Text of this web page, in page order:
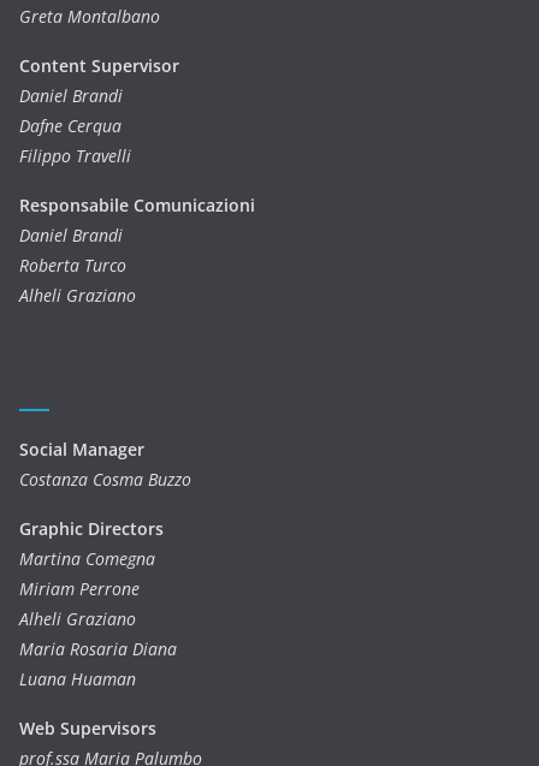
Greta Montalbano
Content Supervisor
Daniel Brandi
Dafne Cerqua
Filippo Travelli
Responsabile Comunicazioni
Daniel Brandi
Roberta Turco
Alheli Graziano
Social Manager
Costanza Cosma Buzzo
Graphic Directors
Martina Comegna
Miriam Perrone
Alheli Graziano
Maria Rosaria Diana
Luana Huaman
Web Supervisors
prof.ssa Maria Palumbo